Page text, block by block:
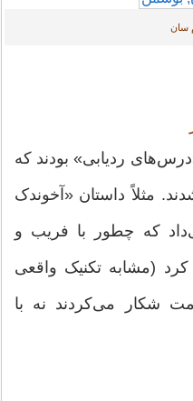
سان
ردیابی» بودند که
مثلاً داستان «آخوندک
که چطور با فریب و
(مشابه تکنیک واقعی
شکار می‌کردند نه با